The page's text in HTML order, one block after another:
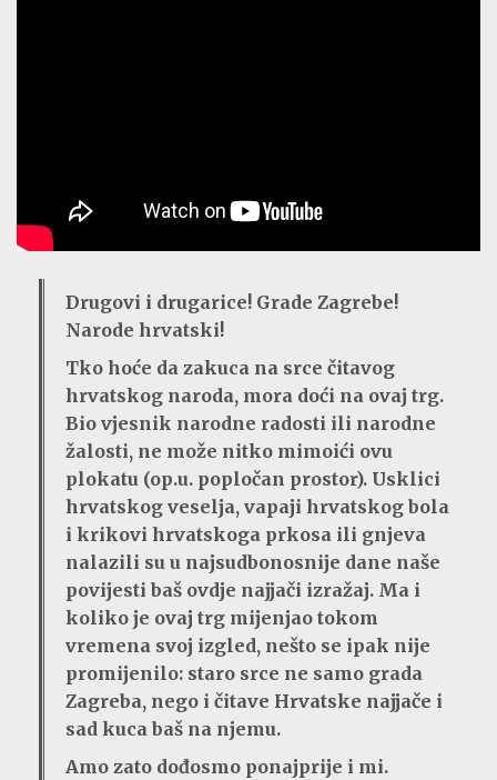
Drugovi i drugarice! Grade Zagrebe!
Narode hrvatski!
Tko hoće da zakuca na srce čitavog
hrvatskog naroda, mora doći na ovaj trg.
Bio vjesnik narodne radosti ili narodne
žalosti, ne može nitko mimoići ovu
plokatu (op.u. popločan prostor). Usklici
hrvatskog veselja, vapaji hrvatskog bola
i krikovi hrvatskoga prkosa ili gnjeva
nalazili su u najsudbonosnije dane naše
povijesti baš ovdje najjači izražaj. Ma i
koliko je ovaj trg mijenjao tokom
vremena svoj izgled, nešto se ipak nije
promijenilo: staro srce ne samo grada
Zagreba, nego i čitave Hrvatske najjače i
sad kuca baš na njemu.
Amo zato dođosmo ponajprije i mi.